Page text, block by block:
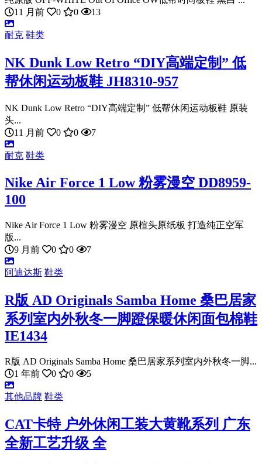
11 月前
0 0 13
耐克 鞋类
NK Dunk Low Retro “DIY高端定制” 低
帮休闲运动板鞋 JH8310-957
NK Dunk Low Retro “DIY高端定制” 低帮休闲运动板鞋 原装
头...
11 月前
0 0 7
耐克 鞋类
Nike Air Force 1 Low 粉雾漫空 DD8959-
100
Nike Air Force 1 Low 粉雾漫空 原楦头原纸板 打造纯正空军
版...
9 月前
0 0 7
阿迪达斯 鞋类
R版 AD Originals Samba Home 桑巴居家
系列室内外秋冬一脚蹬保暖休闲面包棉鞋
IE1434
R版 AD Originals Samba Home 桑巴居家系列室内外秋冬一脚...
1 年前
0 0 5
其他品牌 鞋类
CAT卡特 户外休闲工装大黄靴系列 广东
全新工艺升级 全